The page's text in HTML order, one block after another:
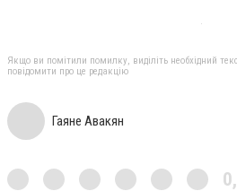
Якщо ви помітили помилку, виділіть необхідний
повідомити про це редакцію
Гаяне Авакян